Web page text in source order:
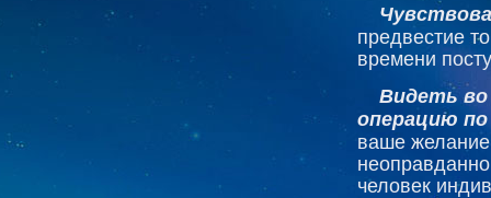
предвестие
времени
Видеть во
операцию
ваше желание
человек